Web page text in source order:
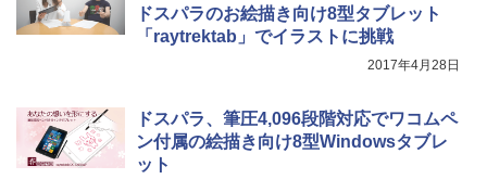
ドスパラのお絵描き向け8型タブレット
「raytrektab」でイラストに挑戦
2017年4月28日
ドスパラ、筆圧4,096段階対応でワコムペ
ン付属の絵描き向け8型Windowsタブレ
ット